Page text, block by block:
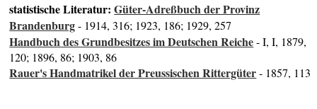
statistische Literatur:Güter-Adreßbuch der Provinz
Brandenburg- 1914, 316; 1923, 186; 1929, 257
Handbuch des Grundbesitzes im Deutschen Reiche- I, I, 1879,
120; 1896, 86; 1903, 86
Rauer's Handmatrikel der Preussischen Rittergüter- 1857, 113